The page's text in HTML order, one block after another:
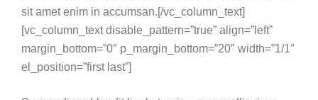
sit amet enim in accumsan.[/vc_column_text]
[vc_column_text disable_pattern=”true” align=”left”
margin_bottom=”0″ p_margin_bottom=”20″ width=”1/1″
el_position=”first last”]